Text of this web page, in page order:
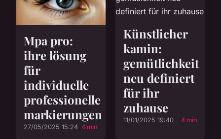
Mpa pro:
ihre lösung
für
individuelle
professionelle
markierungen
27/05/2025 15:24 4 min
Künstlicher
kamin:
gemütlichkeit
neu definiert
für ihr
zuhause
11/01/2025 19:40 4 min